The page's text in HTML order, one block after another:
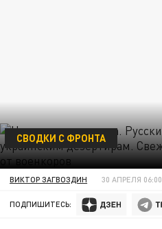
СВОДКИ С ФРОНТА
ВИКТОР ЗАГВОЗДИН 30 АПРЕЛЯ 06:00
ПОДПИШИТЕСЬ: